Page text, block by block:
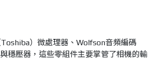
）微處理器、Wolfson音頻編碼
穩壓器，這些零組件主要掌管了相機的輸